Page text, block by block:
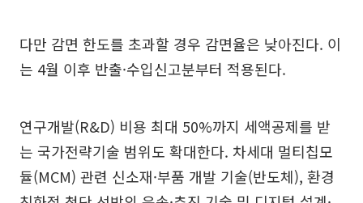
다만 감면 한도를 초과할 경우 감면율은 낮아진다. 이
는 4월 이후 반출·수입신고분부터 적용된다.
연구개발(R&D) 비용 최대 50%까지 세액공제를 받
는 국가전략기술 범위도 확대한다. 차세대 멀티칩모
듈(MCM) 관련 신소재·부품 개발 기술(반도체), 환경